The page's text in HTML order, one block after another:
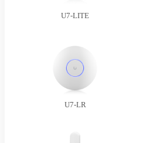
U7-LITE
U7-LR